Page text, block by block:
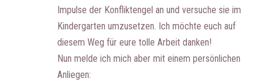
Impulse der Konfliktengel an und versuche sie im
Kindergarten umzusetzen. Ich möchte euch auf
diesem Weg für eure tolle Arbeit danken!
Nun melde ich mich aber mit einem persönlichen
Anliegen: